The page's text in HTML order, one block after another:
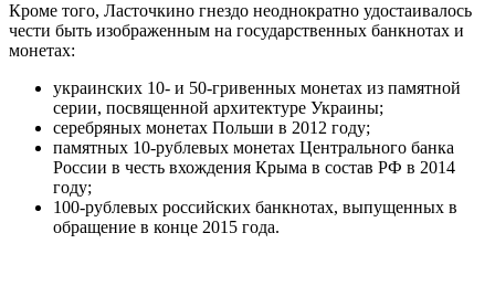
Кроме того, Ласточкино гнездо неоднократно удостаивалось
чести быть изображенным на государственных банкнотах и
монетах:
украинских 10- и 50-гривенных монетах из памятной
серии, посвященной архитектуре Украины;
серебряных монетах Польши в 2012 году;
памятных 10-рублевых монетах Центрального банка
России в честь вхождения Крыма в состав РФ в 2014
году;
100-рублевых российских банкнотах, выпущенных в
обращение в конце 2015 года.